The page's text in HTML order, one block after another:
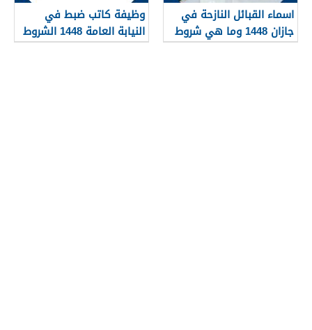
اسماء القبائل النازحة في
جازان 1448 وما هي شروط
تجنيسها
وظيفة كاتب ضبط في
النيابة العامة 1448 الشروط
وطريقة التقديم